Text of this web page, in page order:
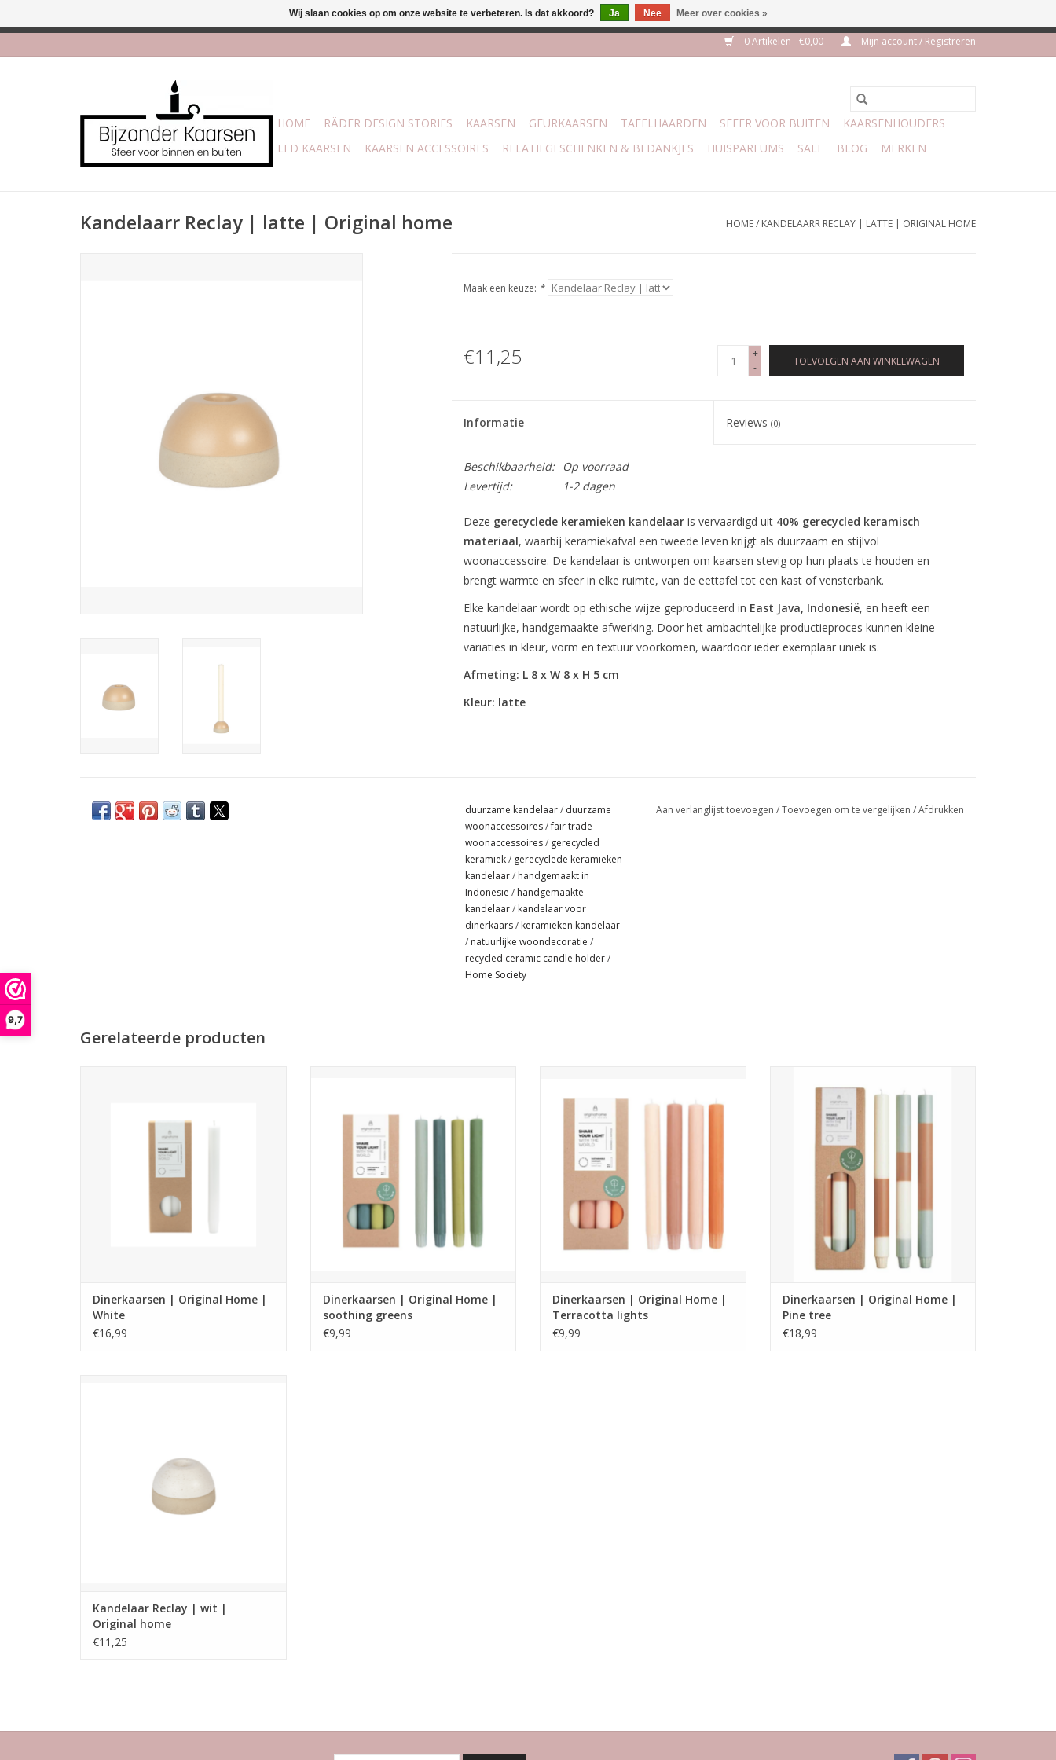
9,7
0 Artikelen - €0,00 Mijn account / Registreren
HOME RÄDER DESIGN STORIES KAARSEN GEURKAARSEN TAFELHAARDEN SFEER VOOR BUITEN
KAARSENHOUDERS
LED KAARSEN
KAARSEN ACCESSOIRES RELATIEGESCHENKEN & BEDANKJES HUISPARFUMS SALE BLOG MERKEN
Kandelaarr Reclay | latte | Original home HOME/ KANDELAARR RECLAY | LATTE | ORIGINAL HOME
Maak een keuze: *
€11,25
+
-
TOEVOEGEN AAN WINKELWAGEN
Informatie Reviews(0)
Beschikbaarheid:
Op voorraad
Levertijd:
1-2 dagen
Deze gerecyclede keramieken kandelaaris vervaardigd uit 40% gerecycled keramisch
materiaal, waarbij keramiekafval een tweede leven krijgt als duurzaam en stijlvol
woonaccessoire. De kandelaar is ontworpen om kaarsen stevig op hun plaats te houden en
brengt warmte en sfeer in elke ruimte, van de eettafel tot een kast of vensterbank.
Elke kandelaar wordt op ethische wijze geproduceerd in East Java, Indonesië, en heeft een
natuurlijke, handgemaakte afwerking. Door het ambachtelijke productieproces kunnen kleine
variaties in kleur, vorm en textuur voorkomen, waardoor ieder exemplaar uniek is.
Afmeting: L 8 x W 8 x H 5 cm
Kleur: latte
duurzame kandelaar/ duurzame
woonaccessoires/fair trade
woonaccessoires/ gerecycled
keramiek/ gerecyclede keramieken
kandelaar/ handgemaakt in
Indonesië / handgemaakte
kandelaar/ kandelaar voor
dinerkaars/ keramieken kandelaar
/ natuurlijke woondecoratie /
recycled ceramic candle holder/
Home Society
Aan verlanglijst toevoegen /Toevoegen om te vergelijken /Afdrukken
Gerelateerde producten
prachtige natuurlijke tinten.
TOEVOEGEN AAN WINKELWAGEN
Dinerkaarsen | Original Home |
White
€16,99
prachtige groene tinten.
TOEVOEGEN AAN WINKELWAGEN
Dinerkaarsen | Original Home |
soothing greens
€9,99
natuurlijk. Per 4 stuks, 8 uur brandtijd, in
prachtige terracotta tinten.
TOEVOEGEN AAN WINKELWAGEN
Dinerkaarsen | Original Home |
Terracotta lights
€9,99
Home – handgemaakt, fairtrade en 100%
natuurlijk. Per 3 stuks, 18 tot 20 uur
brandtijd, in prachtige natuurlijke tinten.
TOEVOEGEN AAN WINKELWAGEN
Dinerkaarsen | Original Home |
Pine tree
€18,99
Kandelaar Reclay | wit |
Original home
€11,25
Wij slaan cookies op om onze website te verbeteren. Is dat akkoord? Ja Nee Meer over cookies »
Afhalen is mogelijk bij mijn winkel Trotz | Belvederelaan 107 Zwolle | 27 juli t/m 3 aug VAKANTIE